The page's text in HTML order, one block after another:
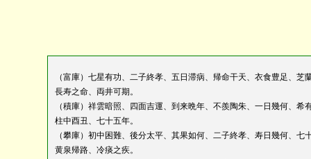
（富庫）七星有功、二子終孝、五日滞病、帰命干天、衣食豊足、芝
長寿之命、両井可期。
（積庫）祥雲暗照、四面吉運、到来晩年、不羨陶朱、一日幾何、希
柱中酉丑、七十五年。
（攀庫）初中困難、後分太平、其果如何、二子終孝、寿日幾何、七
黄泉帰路、冷痰之疾。